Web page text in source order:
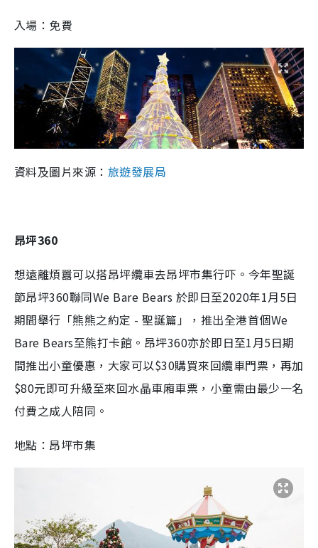
入場：免費
資料及圖片來源： 旅遊發展局
昂坪360
想遠離煩囂可以搭昂坪纜車去昂坪市集行吓。今年聖誕
節昂坪360聯同We Bare Bears 於即日至2020年1月5日
期間舉行「熊熊之約定 - 聖誕篇」，推出全港首個We
Bare Bears至熊打卡館。昂坪360亦於即日至1月5日期
間推出小童優惠，大家可以$30購買來回纜車門票，再加
$80元即可升級至來回水晶車廂車票，小童需由最少一名
付費之成人陪同。
地點：昂坪市集